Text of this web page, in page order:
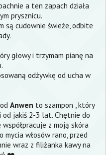
a ten zapach działa
prysznicu.
są cudownie świeże, odbite
głowy i trzymam pianę na
odżywkę od ucha w
Anwen to szampon , który
od jakiś 2-3 lat. Chętnie do
z moją skóra
mycia włosów rano, przed
wraz z filiżanka kawy na